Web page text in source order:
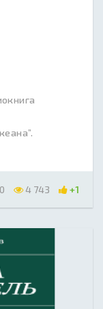
0 4 743 +1